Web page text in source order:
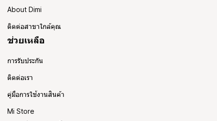
About Dimi
ติดต่อสาขาใกล้คุณ
ช่วยเหลือ
การรับประกัน
ติดต่อเรา
คู่มือการใช้งานสินค้า
Mi Store